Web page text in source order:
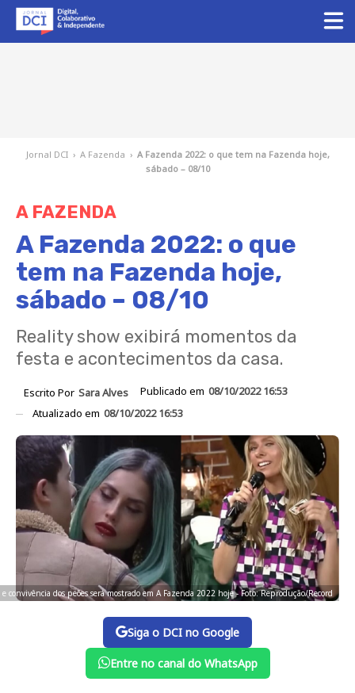
Jornal DCI › A Fazenda › A Fazenda 2022: o que tem na Fazenda hoje,
sábado – 08/10
A FAZENDA
A Fazenda 2022: o que
tem na Fazenda hoje,
sábado – 08/10
Reality show exibirá momentos da
festa e acontecimentos da casa.
Escrito Por Sara Alves Publicado em 08/10/2022 16:53
Atualizado em 08/10/2022 16:53
convivência dos peões será mostrado em A Fazenda 2022 hoje - Foto: Reprodução/Record
Siga o DCI no Google
Entre no canal do WhatsApp